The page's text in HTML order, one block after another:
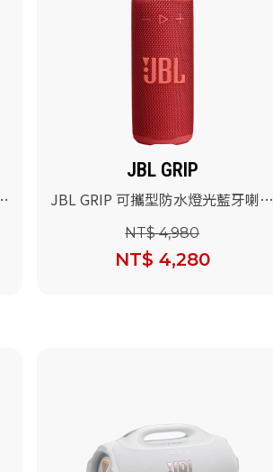
JBL GRIP
JBL GRIP 可攜型防水燈光藍牙喇叭
NT$ 4,980
NT$ 4,280